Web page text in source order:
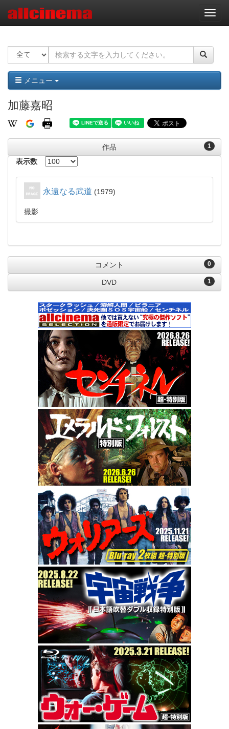
ナ
ビ
ー
ョ
ン
メニュー
加藤嘉昭
1
作品
表示数
永遠なる武道 1979
撮影
0
コメント
1
DVD